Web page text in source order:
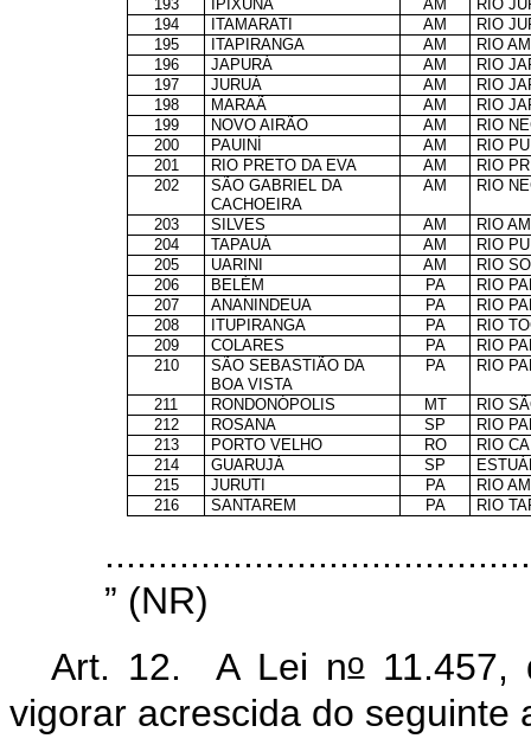
193 IPIXUNA AM
RIO
194
ITAMARATI AM
RIO
195
ITAPIRANGA AM
RIO
196
JAPURÁ AM
RIO
197
JURUÁ AM
RIO
198
MARAÃ AM
RIO
199
NOVO AIRÃO AM
RIO
200
PAUINÍ AM
RIO
201
RIO PRETO DA EVA AM
RIO
202
SÃO GABRIEL DA AM
RIO
CACHOEIRA
203
SILVES AM
RIO
204
TAPAUÁ AM
RIO
205
UARINI AM
RIO
206
BELÉM PA
RIO
207
ANANINDEUA PA
RIO
208
ITUPIRANGA PA
RIO
209
COLARES PA
RIO
210
SÃO SEBASTIÃO DA PA
RIO
BOA VISTA
211
RONDONÓPOLIS MT
RIO
212
ROSANA SP
RIO
213
PORTO VELHO RO
RIO
214
GUARUJÁ SP
215
JURUTI PA
RIO
216
SANTAREM PA RIO
” (NR)
Art. 12. A Lei no11.457,
vigorar acrescida do seguinte